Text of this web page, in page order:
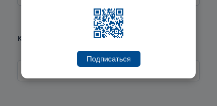
Контактный телефон
Подписаться